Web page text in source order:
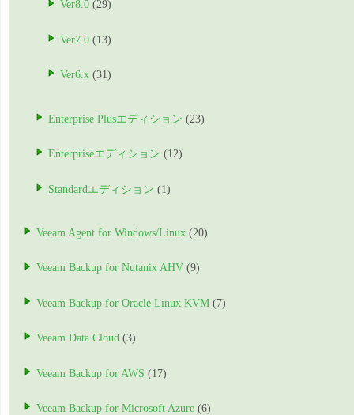
Ver8.0 (29)
Ver7.0 (13)
Ver6.x (31)
Enterprise Plusエディション (23)
Enterpriseエディション (12)
Standardエディション (1)
Veeam Agent for Windows/Linux (20)
Veeam Backup for Nutanix AHV (9)
Veeam Backup for Oracle Linux KVM (7)
Veeam Data Cloud (3)
Veeam Backup for AWS (17)
Veeam Backup for Microsoft Azure (6)